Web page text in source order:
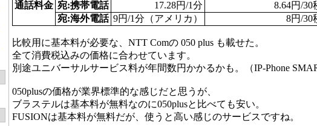
通話料金 宛:携帯電話
17.28円/1分 8.64円/30
宛:海外電話 9円/1分（アメリカ） 8円/30
比較用に基本料が必要な、NTT Comの 050 plus も載せた。
全て消費税込みの価格に合わせています。
別途ユニバーサルサービス料が年間数円かかるかも。（IP-Phone
050plusの価格が業界標準的な感じだと思うが、
ブラステルは基本料が無料なのに050plusと比べても安い。
FUSIONは基本料が無料だが、使うと高い感じのサービスですね。